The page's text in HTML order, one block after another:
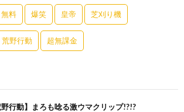
無料 爆笑 皇帝 芝刈り機
荒野行動 超無課金
野行動】まろも唸る激ウマクリップ!?!?